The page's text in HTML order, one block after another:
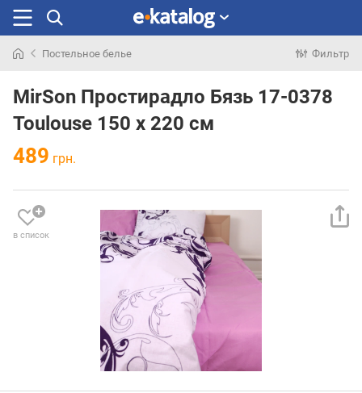
раньше
Постельное белье Фильтр
MirSon Простирадло Бязь 17-0378
Toulouse 150 х 220 см
489 грн.
в список